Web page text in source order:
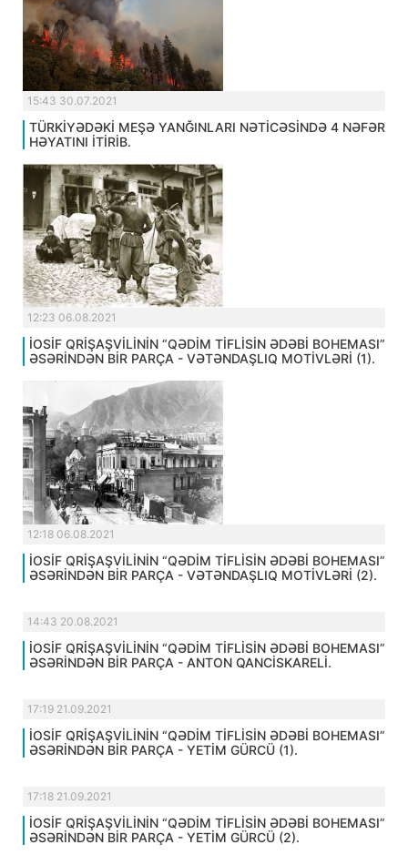
15:43 30.07.2021
TÜRKİYƏDƏKİ MEŞƏ YANĞINLARI NƏTİCƏSİNDƏ 4 NƏFƏR
HƏYATINI İTİRİB.
12:23 06.08.2021
İOSİF QRİŞAŞVİLİNİN “QƏDİM TİFLİSİN ƏDƏBİ BOHEMASI”
ƏSƏRİNDƏN BİR PARÇA - VƏTƏNDAŞLIQ MOTİVLƏRİ (1).
12:18 06.08.2021
İOSİF QRİŞAŞVİLİNİN “QƏDİM TİFLİSİN ƏDƏBİ BOHEMASI”
ƏSƏRİNDƏN BİR PARÇA - VƏTƏNDAŞLIQ MOTİVLƏRİ (2).
14:43 20.08.2021
İOSİF QRİŞAŞVİLİNİN “QƏDİM TİFLİSİN ƏDƏBİ BOHEMASI”
ƏSƏRİNDƏN BİR PARÇA - ANTON QANCİSKARELİ.
17:19 21.09.2021
İOSİF QRİŞAŞVİLİNİN “QƏDİM TİFLİSİN ƏDƏBİ BOHEMASI”
ƏSƏRİNDƏN BİR PARÇA - YETİM GÜRCÜ (1).
17:18 21.09.2021
İOSİF QRİŞAŞVİLİNİN “QƏDİM TİFLİSİN ƏDƏBİ BOHEMASI”
ƏSƏRİNDƏN BİR PARÇA - YETİM GÜRCÜ (2).